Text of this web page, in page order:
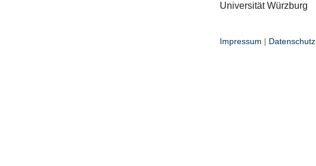
Universität Würzburg
Impressum | Datenschutz